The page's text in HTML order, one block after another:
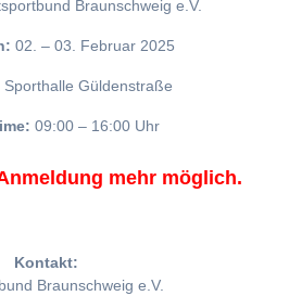
Braunschweig e.V.
02. – 03. Februar 2025
Sporthalle Güldenstraße
09:00 – 16:00 Uhr
mehr möglich.
Kontakt:
Braunschweig e.V.